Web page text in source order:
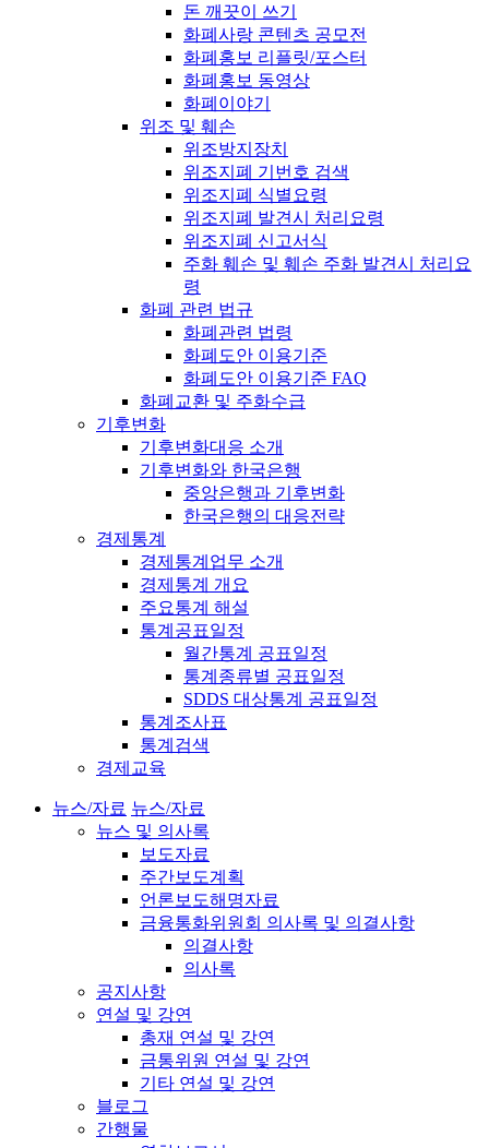
돈 깨끗이 쓰기
화폐사랑 콘텐츠 공모전
화폐홍보 리플릿/포스터
화폐홍보 동영상
화폐이야기
위조 및 훼손
위조방지장치
위조지폐 기번호 검색
위조지폐 식별요령
위조지폐 발견시 처리요령
위조지폐 신고서식
주화 훼손 및 훼손 주화 발견시 처리요
령
화폐 관련 법규
화폐관련 법령
화폐도안 이용기준
화폐도안 이용기준 FAQ
화폐교환 및 주화수급
기후변화
기후변화대응 소개
기후변화와 한국은행
중앙은행과 기후변화
한국은행의 대응전략
경제통계
경제통계업무 소개
경제통계 개요
주요통계 해설
통계공표일정
월간통계 공표일정
통계종류별 공표일정
SDDS 대상통계 공표일정
통계조사표
통계검색
경제교육
뉴스/자료 뉴스/자료
뉴스 및 의사록
보도자료
주간보도계획
언론보도해명자료
금융통화위원회 의사록 및 의결사항
의결사항
의사록
공지사항
연설 및 강연
총재 연설 및 강연
금통위원 연설 및 강연
기타 연설 및 강연
블로그
간행물